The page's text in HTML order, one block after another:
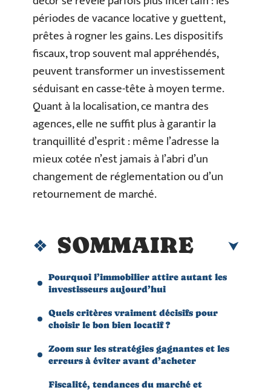
périodes de vacance locative y guettent,
prêtes à rogner les gains. Les dispositifs
fiscaux, trop souvent mal appréhendés,
peuvent transformer un investissement
séduisant en casse-tête à moyen terme.
Quant à la localisation, ce mantra des
agences, elle ne suffit plus à garantir la
tranquillité d’esprit : même l’adresse la
mieux cotée n’est jamais à l’abri d’un
changement de réglementation ou d’un
retournement de marché.
SOMMAIRE
Pourquoi l’immobilier attire autant les
investisseurs aujourd’hui
Quels critères vraiment décisifs pour
choisir le bon bien locatif ?
Zoom sur les stratégies gagnantes et les
erreurs à éviter avant d’acheter
Fiscalité, tendances du marché et